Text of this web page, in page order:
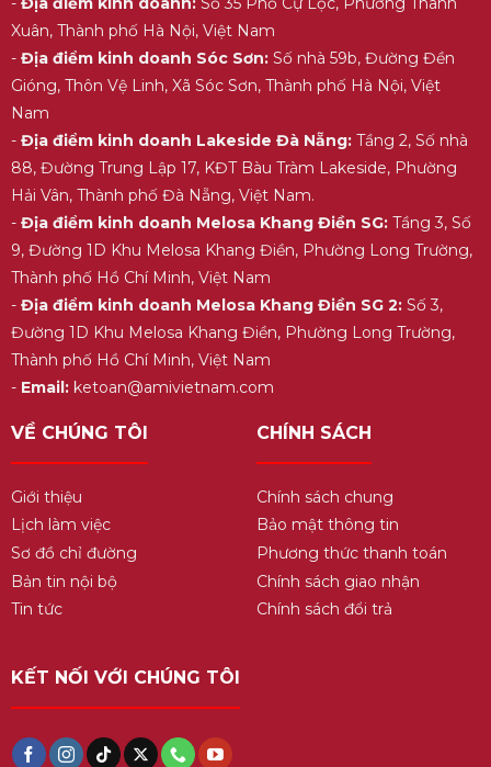
Xuân, Thành phố Hà Nội, Việt Nam
- Địa điểm kinh doanh Sóc Sơn:Số nhà 59b, Đường Đền
Gióng, Thôn Vệ Linh, Xã Sóc Sơn, Thành phố Hà Nội, Việt
Nam
- Địa điểm kinh doanh Lakeside Đà Nẵng:Tầng 2, Số nhà
88, Đường Trung Lập 17, KĐT Bàu Tràm Lakeside, Phường
Hải Vân, Thành phố Đà Nẵng, Việt Nam.
- Địa điểm kinh doanh Melosa Khang Điền SG:Tầng 3, Số
9, Đường 1D Khu Melosa Khang Điền, Phường Long Trường,
Thành phố Hồ Chí Minh, Việt Nam
- Địa điểm kinh doanh Melosa Khang Điền SG 2:Số 3,
Đường 1D Khu Melosa Khang Điền, Phường Long Trường,
Thành phố Hồ Chí Minh, Việt Nam
- Email:ketoan@amivietnam.com
VỀ CHÚNG TÔI
Giới thiệu
Lịch làm việc
Sơ đồ chỉ đường
Bản tin nội bộ
Tin tức
CHÍNH SÁCH
Chính sách chung
Bảo mật thông tin
Phương thức thanh toán
Chính sách giao nhận
Chính sách đổi trả
KẾT NỐI VỚI CHÚNG TÔI